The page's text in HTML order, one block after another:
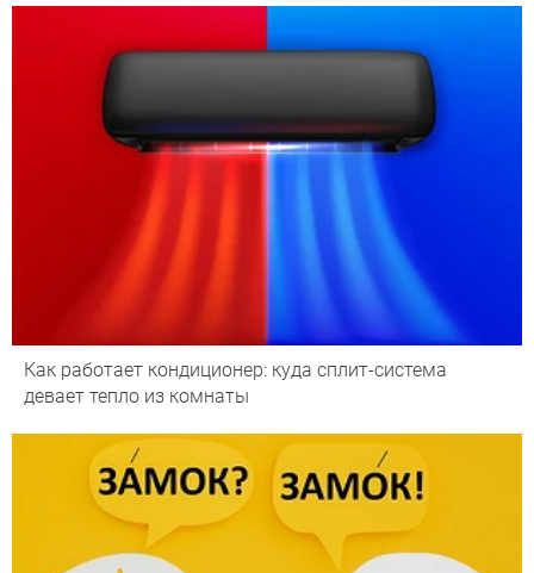
Как работает кондиционер: куда сплит-система
девает тепло из комнаты